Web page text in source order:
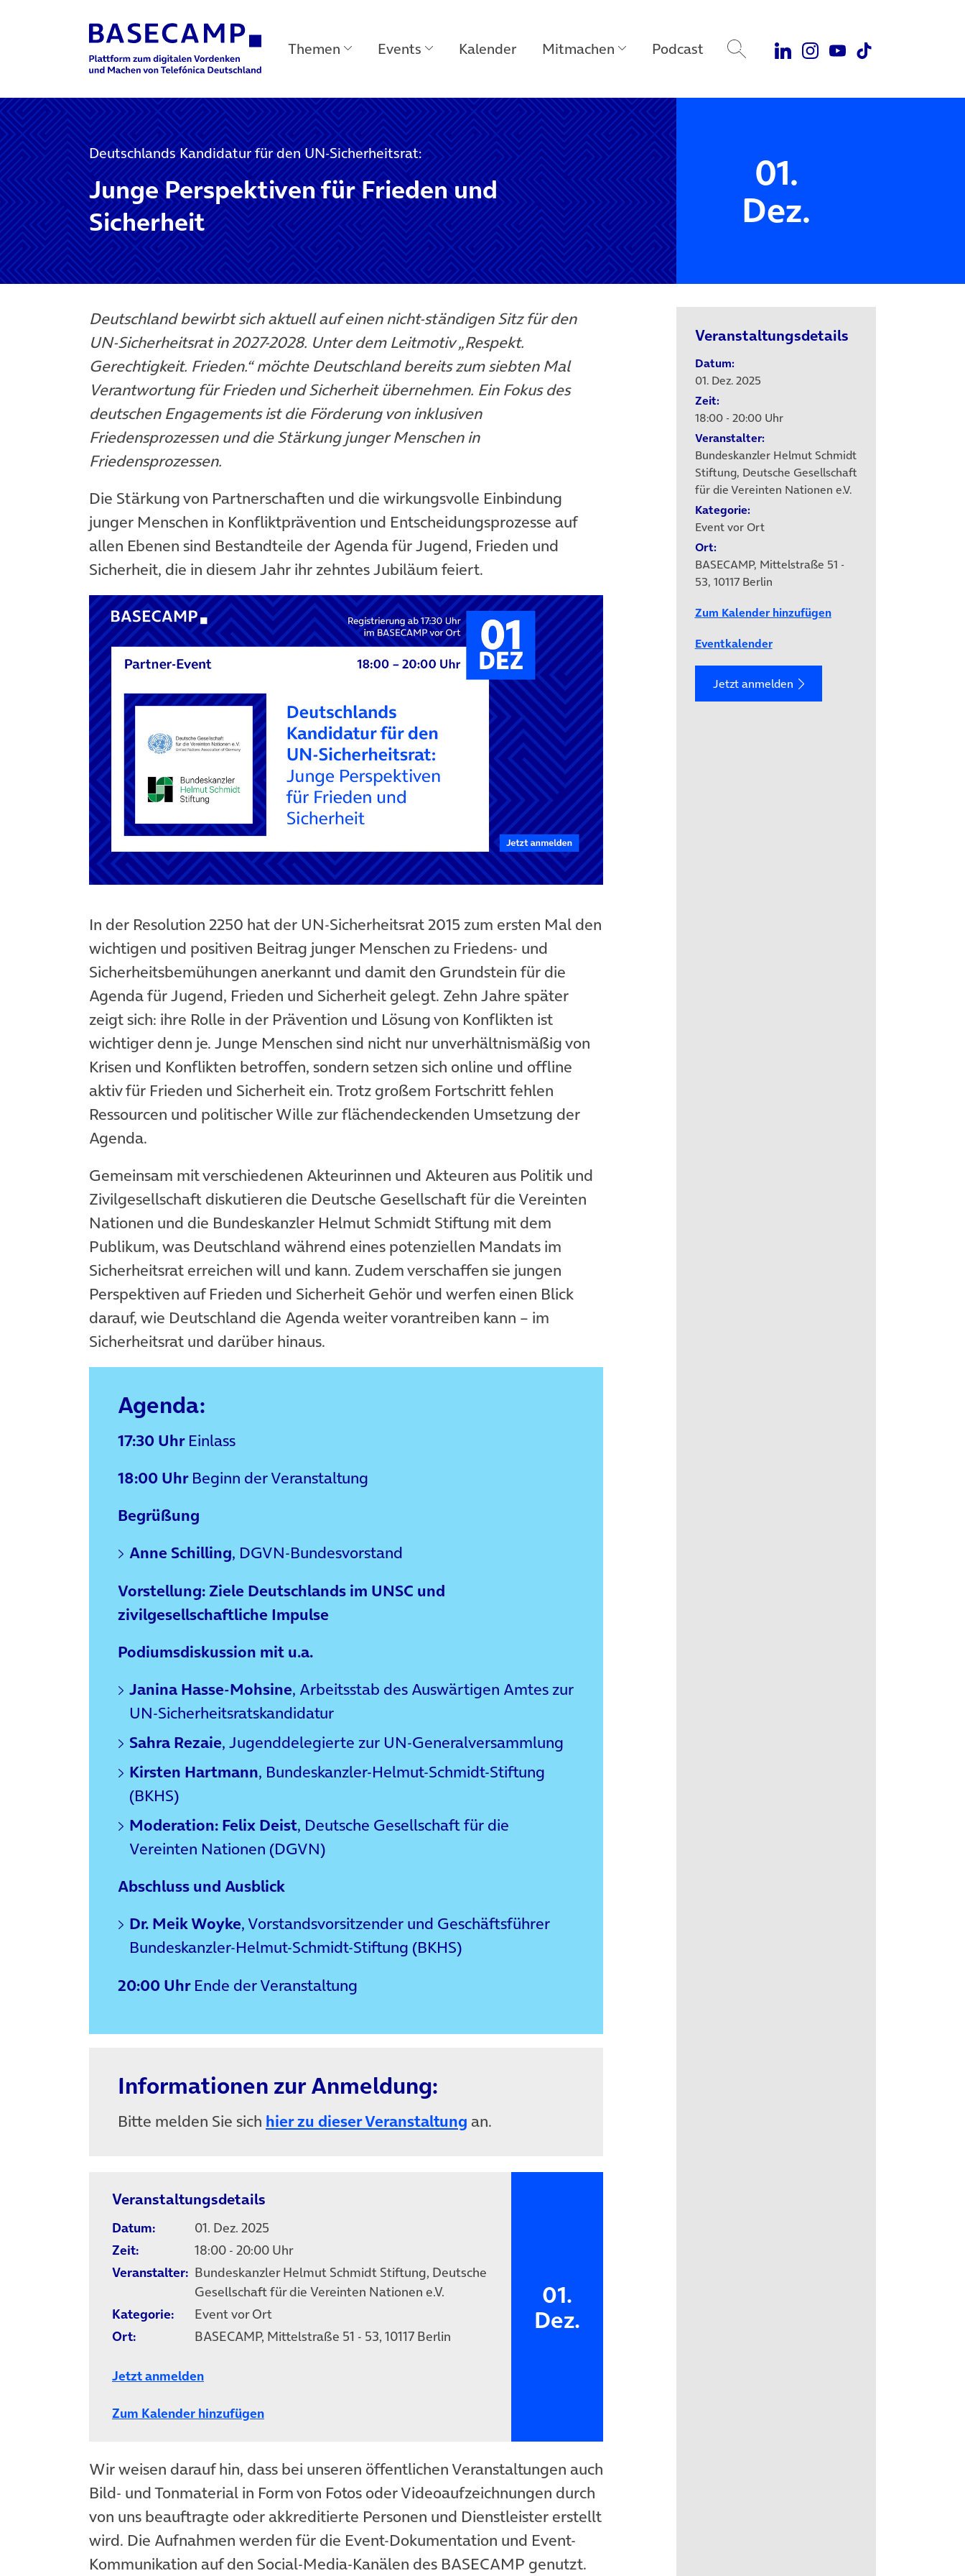
Main Navigation Themen Events Kalender Mitmachen Podcast
Deutschlands Kandidatur für den UN-Sicherheitsrat:
Junge Perspektiven für Frieden und
Sicherheit
01.
Dez.
Deutschland bewirbt sich aktuell auf einen nicht-ständigen Sitz für den
UN-Sicherheitsrat in 2027-2028. Unter dem Leitmotiv „Respekt.
Gerechtigkeit. Frieden.“ möchte Deutschland bereits zum siebten Mal
Verantwortung für Frieden und Sicherheit übernehmen. Ein Fokus des
deutschen Engagements ist die Förderung von inklusiven
Friedensprozessen und die Stärkung junger Menschen in
Friedensprozessen.
Die Stärkung von Partnerschaften und die wirkungsvolle Einbindung
junger Menschen in Konfliktprävention und Entscheidungsprozesse auf
allen Ebenen sind Bestandteile der Agenda für Jugend, Frieden und
Sicherheit, die in diesem Jahr ihr zehntes Jubiläum feiert.
In der Resolution 2250 hat der UN-Sicherheitsrat 2015 zum ersten Mal den
wichtigen und positiven Beitrag junger Menschen zu Friedens- und
Sicherheitsbemühungen anerkannt und damit den Grundstein für die
Agenda für Jugend, Frieden und Sicherheit gelegt. Zehn Jahre später
zeigt sich: ihre Rolle in der Prävention und Lösung von Konflikten ist
wichtiger denn je. Junge Menschen sind nicht nur unverhältnismäßig von
Krisen und Konflikten betroffen, sondern setzen sich online und offline
aktiv für Frieden und Sicherheit ein. Trotz großem Fortschritt fehlen
Ressourcen und politischer Wille zur flächendeckenden Umsetzung der
Agenda.
Gemeinsam mit verschiedenen Akteurinnen und Akteuren aus Politik und
Zivilgesellschaft diskutieren die Deutsche Gesellschaft für die Vereinten
Nationen und die Bundeskanzler Helmut Schmidt Stiftung mit dem
Publikum, was Deutschland während eines potenziellen Mandats im
Sicherheitsrat erreichen will und kann. Zudem verschaffen sie jungen
Perspektiven auf Frieden und Sicherheit Gehör und werfen einen Blick
darauf, wie Deutschland die Agenda weiter vorantreiben kann – im
Sicherheitsrat und darüber hinaus.
Agenda:
17:30 UhrEinlass
18:00 UhrBeginn der Veranstaltung
Begrüßung
Anne Schilling, DGVN-Bundesvorstand
Vorstellung: Ziele Deutschlands im UNSC und
zivilgesellschaftliche Impulse
Podiumsdiskussion mit u.a.
Janina Hasse-Mohsine, Arbeitsstab des Auswärtigen Amtes zur
UN-Sicherheitsratskandidatur
Sahra Rezaie, Jugenddelegierte zur UN-Generalversammlung
Kirsten Hartmann, Bundeskanzler-Helmut-Schmidt-Stiftung
(BKHS)
Moderation: Felix Deist, Deutsche Gesellschaft für die
Vereinten Nationen (DGVN)
Abschluss und Ausblick
Dr. Meik Woyke, Vorstandsvorsitzender und Geschäftsführer
Bundeskanzler-Helmut-Schmidt-Stiftung (BKHS)
20:00 UhrEnde der Veranstaltung
Informationen zur Anmeldung:
Bitte melden Sie sich hier zu dieser Veranstaltung (öffnet in neuem Tab)
an.
Veranstaltungsdetails
Datum:
01. Dez. 2025
Zeit:
18:00 - 20:00 Uhr
Veranstalter: Bundeskanzler Helmut Schmidt Stiftung, Deutsche
Gesellschaft für die Vereinten Nationen e.V.
Kategorie:
Event vor Ort
Ort:
BASECAMP, Mittelstraße 51 - 53, 10117 Berlin
Jetzt anmelden
Zum Kalender hinzufügen
01.
Dez.
Wir weisen darauf hin, dass bei unseren öffentlichen Veranstaltungen auch
Bild- und Tonmaterial in Form von Fotos oder Videoaufzeichnungen durch
von uns beauftragte oder akkreditierte Personen und Dienstleister erstellt
wird. Die Aufnahmen werden für die Event-Dokumentation und Event-
Kommunikation auf den Social-Media-Kanälen des BASECAMP genutzt.
Veranstaltungsdetails
Datum:
01. Dez. 2025
Zeit:
18:00 - 20:00 Uhr
Veranstalter:
Bundeskanzler Helmut Schmidt
Stiftung, Deutsche Gesellschaft
für die Vereinten Nationen e.V.
Kategorie:
Event vor Ort
Ort:
BASECAMP, Mittelstraße 51 -
53, 10117 Berlin
Zum Kalender hinzufügen
Eventkalender
Jetzt anmelden